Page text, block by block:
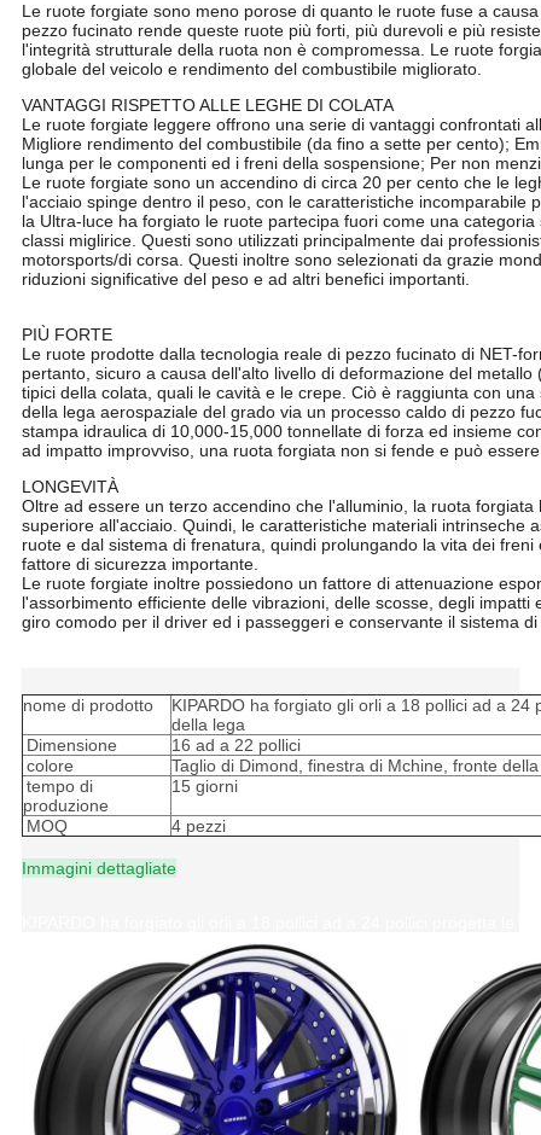
Le ruote forgiate sono meno porose di quanto le ruote fuse a
pezzo fucinato rende queste ruote più forti, più durevoli e più
l'integrità strutturale della ruota non è compromessa. Le ruote
globale del veicolo e rendimento del combustibile migliorato.
VANTAGGI RISPETTO ALLE LEGHE DI COLATA
Le ruote forgiate leggere offrono una serie di vantaggi confrontati
Migliore rendimento del combustibile (da fino a sette per cento);
lunga per le componenti ed i freni della sospensione; Per non
Le ruote forgiate sono un accendino di circa 20 per cento che le
l'acciaio spinge dentro il peso, con le caratteristiche incomparabile
la Ultra-luce ha forgiato le ruote partecipa fuori come una
classi miglirice. Questi sono utilizzati principalmente dai
motorsports/di corsa. Questi inoltre sono selezionati da grazie
riduzioni significative del peso e ad altri benefici importanti.
PIÙ FORTE
Le ruote prodotte dalla tecnologia reale di pezzo fucinato di NET-
pertanto, sicuro a causa dell'alto livello di deformazione del
tipici della colata, quali le cavità e le crepe. Ciò è raggiunta con
della lega aerospaziale del grado via un processo caldo di pezzo
stampa idraulica di 10,000-15,000 tonnellate di forza ed insieme
ad impatto improvviso, una ruota forgiata non si fende e può
LONGEVITÀ
Oltre ad essere un terzo accendino che l'alluminio, la ruota
superiore all'acciaio. Quindi, le caratteristiche materiali intrinseche
ruote e dal sistema di frenatura, quindi prolungando la vita dei
fattore di sicurezza importante.
Le ruote forgiate inoltre possiedono un fattore di attenuazione
l'assorbimento efficiente delle vibrazioni, delle scosse, degli
giro comodo per il driver ed i passeggeri e conservante il sistema
nome di prodotto
KIPARDO ha forgiato gli orli a 18 pollici ad a
della lega
Dimensione
16 ad a 22 pollici
colore
Taglio di Dimond, finestra di Mchine, fronte
tempo di
produzione
15 giorni
MOQ 4 pezzi
Immagini dettagliate